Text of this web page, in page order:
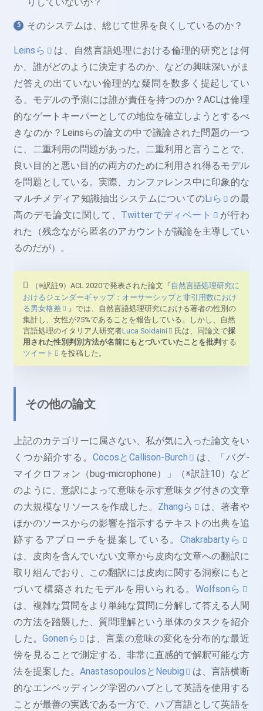
そのシステムは、総じて世界を良くしているのか？
Leinsら
は、自然言語処理における倫理的研究とは何
か、誰がどのように決定するのか、などの興味深いがま
だ答えの出ていない倫理的な疑問を数多く提起してい
る。モデルの予測には誰が責任を持つのか？ACLは倫理
的なゲートキーパーとしての地位を確立しようとするべ
きなのか？Leinsらの論文の中で議論された問題の一つ
に、二重利用の問題があった。二重利用と言うことで、
良い目的と悪い目的の両方のために利用され得るモデル
を問題としている。実際、カンファレンス中に印象的な
マルチメディア知識抽出システムについてのLiら
の最
高のデモ論文に関して、 Twitterでディベート
が行わ
れた（残念ながら匿名のアカウントが議論を主導してい
るのだが）。
（※訳註9）ACL 2020で発表された論文『自然言語処理研究に
おけるジェンダーギャップ：オーサーシップと非引用数におけ
る男女格差
』では、自然言語処理研究における著者の性別の
集計し、女性が25%であることを報告している。しかし、自然
言語処理のイタリア人研究者Luca Soldaini 氏は、同論文で採
用された性別判別方法が名前にもとづいていたことを批判する
ツイート
を投稿した。
その他の論文
上記のカテゴリーに属さない、私が気に入った論文をい
くつか紹介する。 CocosとCallison-Burch
は、「バグ-
マイクロフォン（bug-microphone）」（※訳註10）など
のように、意訳によって意味を示す意味タグ付きの文章
の大規模なリソースを作成した。 Zhangら
は、著者や
ほかのソースからの影響を指示するテキストの出典を追
跡するアプローチを提案している。Chakrabartyら
は、皮肉を含んでいない文章から皮肉な文章への翻訳に
取り組んでおり、この翻訳には皮肉に関する洞察にもと
づいて構築されたモデルを用いられる。Wolfsonら
は、複雑な質問をより単純な質問に分解して答える人間
の方法を踏襲した、質問理解という単体のタスクを紹介
した。Gonenら
は、言葉の意味の変化を分布的な最近
傍を見ることで測定する、非常に直感的で解釈可能な方
法を提案した。 AnastasopoulosとNeubig
は、言語横断
的なエンベッディング学習のハブとして英語を使用する
ことが最善の実践である一方で、ハブ言語として英語を